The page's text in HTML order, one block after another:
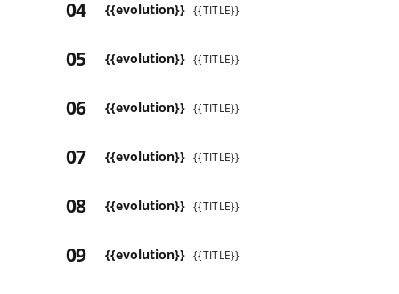
{{evolution}} {{TITLE}}
{{evolution}} {{TITLE}}
{{evolution}} {{TITLE}}
{{evolution}} {{TITLE}}
{{evolution}} {{TITLE}}
{{evolution}} {{TITLE}}